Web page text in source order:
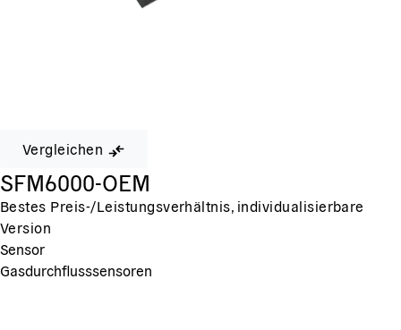
Vergleichen
SFM6000-OEM
Bestes Preis-/Leistungsverhältnis, individualisierbare
Version
Sensor
Gasdurchflusssensoren